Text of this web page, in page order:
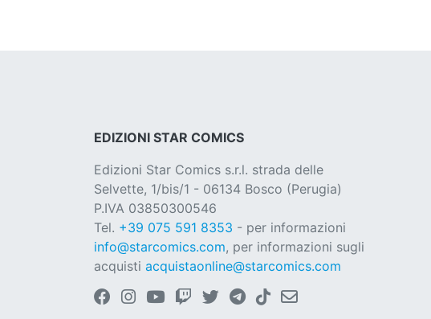
EDIZIONI STAR COMICS
Edizioni Star Comics s.r.l. strada delle
Selvette, 1/bis/1 - 06134 Bosco (Perugia)
P.IVA 03850300546
Tel. +39 075 591 8353 - per informazioni
info@starcomics.com, per informazioni sugli
acquisti acquistaonline@starcomics.com